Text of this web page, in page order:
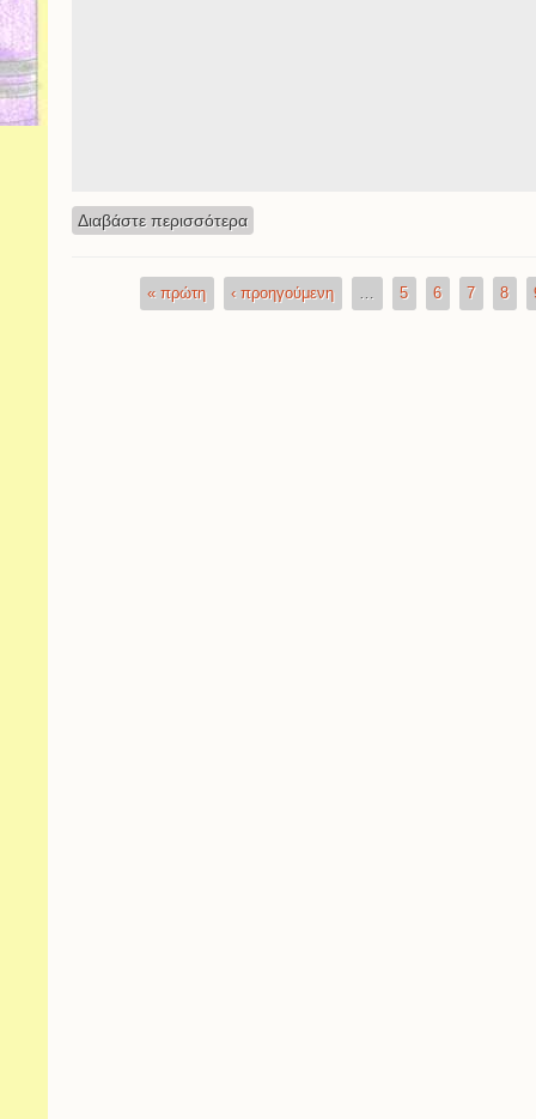
Διαβάστε περισσότερα
Σελίδες« πρώτη ‹ προηγούμενη … 5 6 7 8